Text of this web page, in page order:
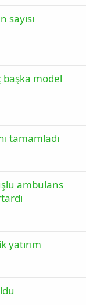
başka model
tamamladı
ambulans
yatırım